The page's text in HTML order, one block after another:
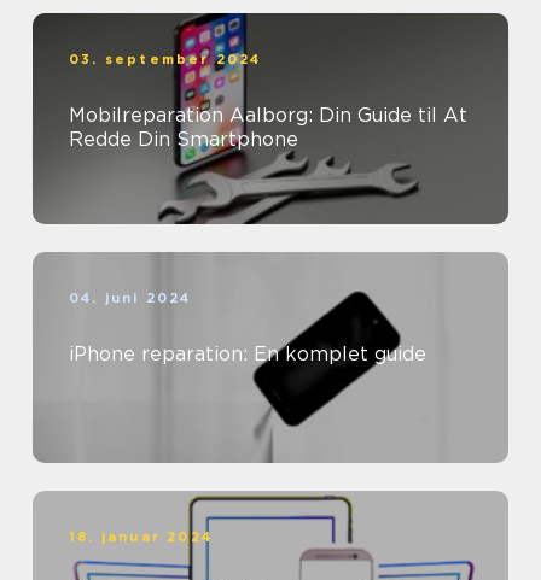
03. september 2024
Mobilreparation Aalborg: Din Guide til At
Redde Din Smartphone
04. juni 2024
iPhone reparation: En komplet guide
18. januar 2024